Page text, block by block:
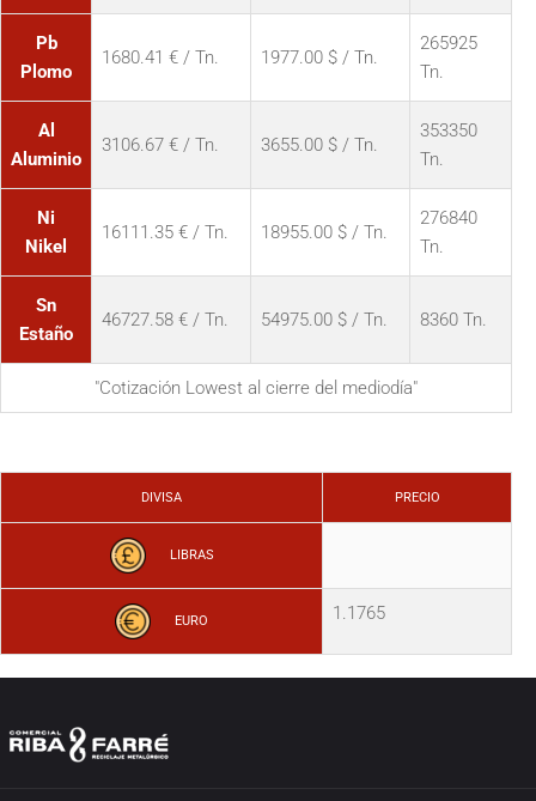
Pb
Plomo
1680.41 € / Tn. 1977.00 $ / Tn.
265925
Tn.
Al
Aluminio
3106.67 € / Tn. 3655.00 $ / Tn.
353350
Tn.
Ni
Nikel
16111.35 € / Tn. 18955.00 $ / Tn.
276840
Tn.
Sn
Estaño
46727.58 € / Tn. 54975.00 $ / Tn. 8360 Tn.
"Cotización Lowest al cierre del mediodía"
DIVISA PRECIO
LIBRAS
EURO 1.1765